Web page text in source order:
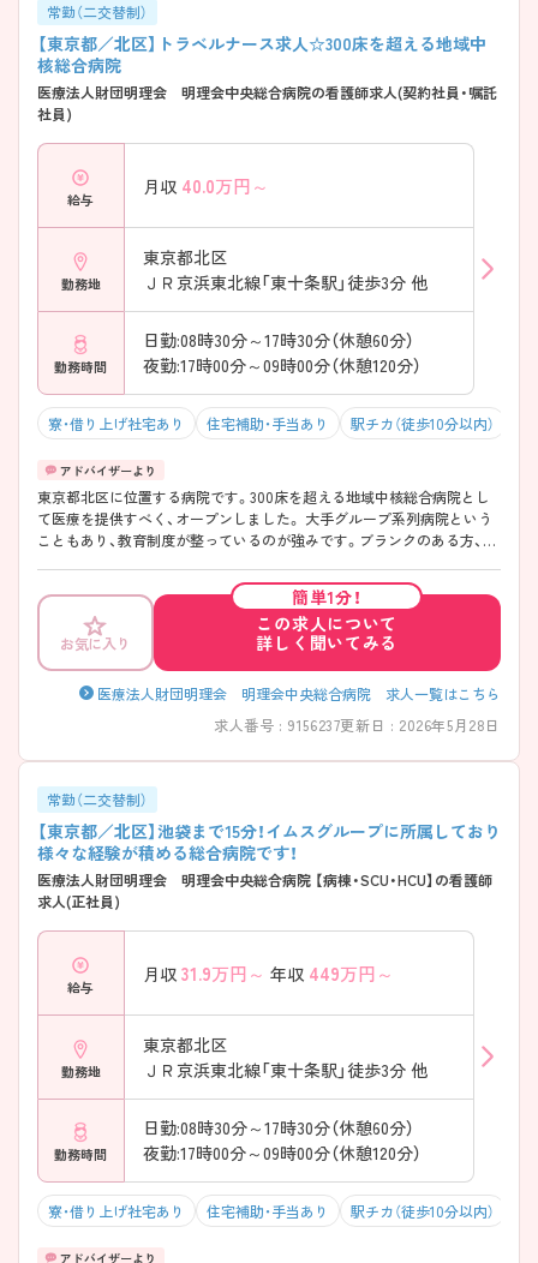
常勤（二交替制）
【東京都／北区】トラベルナース求人☆300床を超える地域中
核総合病院
医療法人財団明理会 明理会中央総合病院の看護師求人(契約社員・嘱託
社員)
給与
月収 40.0万円～
勤務地
東京都北区
ＪＲ京浜東北線「東十条駅」徒歩3分 他
勤務時間
日勤:08時30分～17時30分（休憩60分）
夜勤:17時00分～09時00分（休憩120分）
寮・借り上げ社宅あり 住宅補助・手当あり 駅チカ（徒歩10分以内）
東京都北区に位置する病院です。300床を超える地域中核総合病院とし
て医療を提供すべく、オープンしました。 大手グループ系列病院という
こともあり、教育制度が整っているのが強みです。ブランクのある方、資
味のある方には、面接対策ポイントなど、さらに詳細をお話しいたします
ので、お気軽にご相談ください。
お気に入り
簡単1分！
この求人について
詳しく聞いてみる
医療法人財団明理会 明理会中央総合病院 求人一覧はこちら
求人番号 : 9156237更新日 : 2026年5月28日
常勤（二交替制）
【東京都／北区】池袋まで15分！イムスグループに所属しており
様々な経験が積める総合病院です！
医療法人財団明理会 明理会中央総合病院 【病棟・SCU・HCU】の看護師
求人(正社員)
給与
月収 31.9万円～ 年収 449万円～
勤務地
東京都北区
ＪＲ京浜東北線「東十条駅」徒歩3分 他
勤務時間
日勤:08時30分～17時30分（休憩60分）
夜勤:17時00分～09時00分（休憩120分）
寮・借り上げ社宅あり 住宅補助・手当あり 駅チカ（徒歩10分以内）